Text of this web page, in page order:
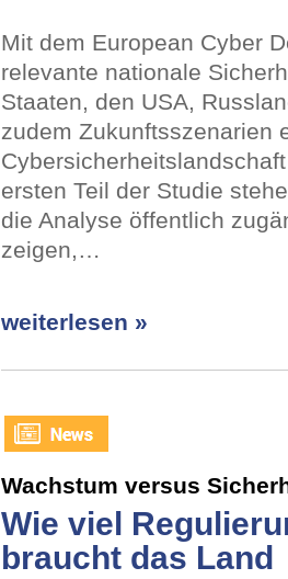
Mit dem European Cyber
relevante nationale
Staaten, den USA,
zudem Zukunftsszenarien
ersten Teil der Studie
die Analyse öffentlich
zeigen,…
weiterlesen »
Wachstum versus
Wie viel
braucht das Land